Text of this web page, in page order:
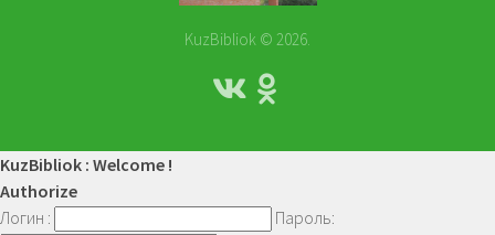
KuzBibliok © 2026.
KuzBibliok : Welcome !
Authorize
Логин :
Пароль: